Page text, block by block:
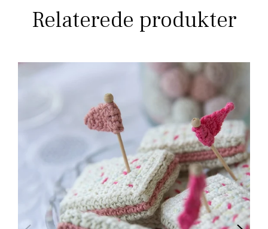
Relaterede produkter